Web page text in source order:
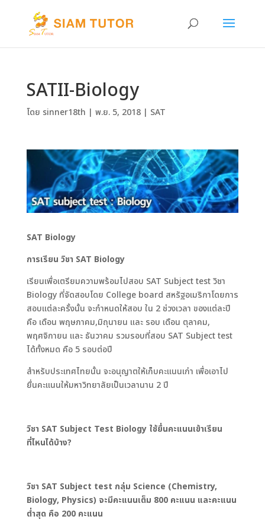
SATII-Biology
โดย sinner18th | พ.ย. 5, 2018| SAT
SAT Biology
การเรียน วิชา SAT Biology
เรียนเพื่อเตรียมความพร้อมไปสอบ SAT Subject test วิชา
Biology ที่จัดสอบโดย College board สหรัฐอเมริกาโดยการ
สอบแต่ละครั้งนั้น จะกำหนดให้สอบ ใน 2 ช่วงเวลา ของแต่ละปี
คือ เดือน พฤษภาคม,มิถุนายน และ รอบ เดือน ตุลาคม,
พฤศจิกายน และ ธันวาคม รวมรอบที่สอบ SAT Subject test
ได้ทั้งหมด คือ 5 รอบต่อปี
สำหรับประเทศไทยนั้น จะอนุญาตให้เก็บคะแนนเก่า เพื่อเอาไป
ยื่นคะแนนให้มหาวิทยาลัยเป็นเวลานาน 2 ปี
วิชา SAT Subject Test Biology ใช้ยื่นคะแนนเข้าเรียน
ที่ไหนได้บ้าง?
วิชา SAT Subject test กลุ่ม Science (Chemistry,
Biology, Physics) จะมีคะแนนเต็ม 800 คะแนน และคะแนน
ต่ำสุด คือ 200 คะแนน